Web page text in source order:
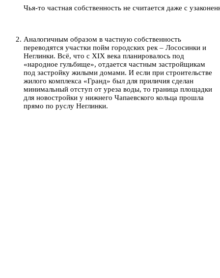
Чья-то частная собственность не считается даже с
Аналогичным образом в частную собственность
переводятся участки пойм городских рек – Лососинки и
Неглинки. Всё, что с XIX века планировалось под
«народное гульбище», отдается частным застройщикам
под застройку жилыми домами. И если при строительстве
жилого комплекса «Гранд» был для приличия сделан
минимальный отступ от уреза воды, то граница площадки
для новостройки у нижнего Чапаевского кольца прошла
прямо по руслу Неглинки.